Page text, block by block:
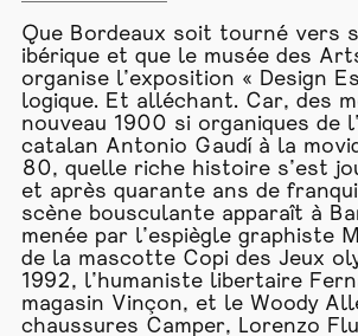
Que Bordeaux soit tourné vers
ibérique et que le musée des
organise l’exposition « Design
logique. Et alléchant. Car, des
nouveau 1900 si organiques de
catalan Antonio Gaudí à la
80, quelle riche histoire s’est
et après quarante ans de
scène bousculante apparaît à
menée par l’espiègle graphiste
de la mascotte Copi des Jeux
1992, l’humaniste libertaire
magasin Vinçon, et le Woody
chaussures Camper, Lorenzo